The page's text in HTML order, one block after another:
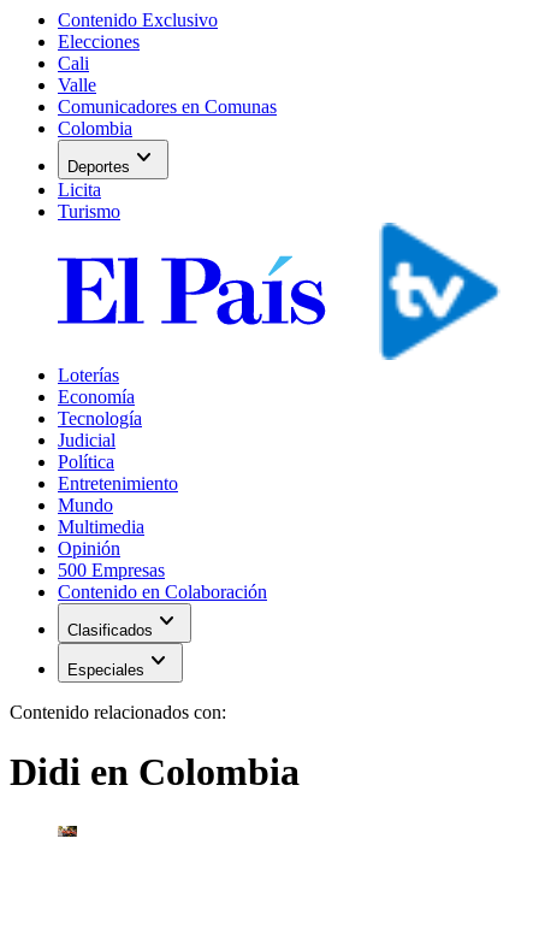
Contenido Exclusivo
Elecciones
Cali
Valle
Comunicadores en Comunas
Colombia
Deportes expand_more
Licita
Turismo
Loterías
Economía
Tecnología
Judicial
Política
Entretenimiento
Mundo
Multimedia
Opinión
500 Empresas
Contenido en Colaboración
Clasificados expand_more
Especiales expand_more
Contenido relacionados con:
Didi en Colombia